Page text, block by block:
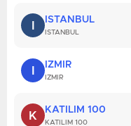
ISTANBUL
ISTANBUL
IZMIR
IZMIR
K KATILIM 100
KATILIM 100